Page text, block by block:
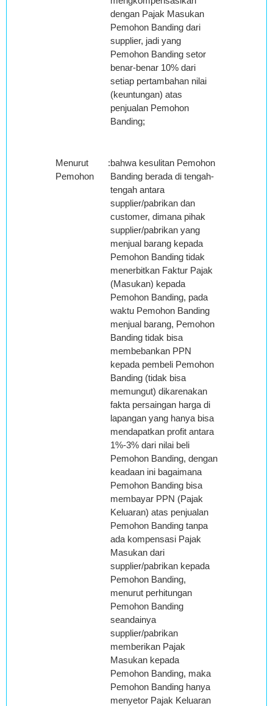
dengan Pajak Masukan
Pemohon Banding dari
supplier, jadi yang
Pemohon Banding setor
benar-benar 10% dari
setiap pertambahan nilai
(keuntungan) atas
penjualan Pemohon
Banding;
Menurut
Pemohon
:bahwa kesulitan Pemohon
Banding berada di tengah-
tengah antara
supplier/pabrikan dan
customer, dimana pihak
supplier/pabrikan yang
menjual barang kepada
Pemohon Banding tidak
menerbitkan Faktur Pajak
(Masukan) kepada
Pemohon Banding, pada
waktu Pemohon Banding
menjual barang, Pemohon
Banding tidak bisa
membebankan PPN
kepada pembeli Pemohon
Banding (tidak bisa
memungut) dikarenakan
fakta persaingan harga di
lapangan yang hanya bisa
mendapatkan profit antara
1%-3% dari nilai beli
Pemohon Banding, dengan
keadaan ini bagaimana
Pemohon Banding bisa
membayar PPN (Pajak
Keluaran) atas penjualan
Pemohon Banding tanpa
ada kompensasi Pajak
Masukan dari
supplier/pabrikan kepada
Pemohon Banding,
menurut perhitungan
Pemohon Banding
seandainya
supplier/pabrikan
memberikan Pajak
Masukan kepada
Pemohon Banding, maka
Pemohon Banding hanya
menyetor Pajak Keluaran